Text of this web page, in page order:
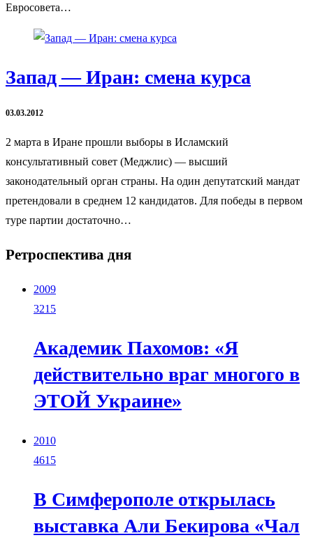
Евросовета…
Запад — Иран: смена курса
03.03.2012
2 марта в Иране прошли выборы в Исламский
консультативный совет (Меджлис) — высший
законодательный орган страны. На один депутатский мандат
претендовали в среднем 12 кандидатов. Для победы в первом
туре партии достаточно…
Ретроспектива дня
2009
3215
Академик Пахомов: «Я
действительно враг многого в
ЭТОЙ Украине»
2010
4615
В Симферополе открылась
выставка Али Бекирова «Чал